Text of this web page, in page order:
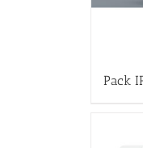
Pack